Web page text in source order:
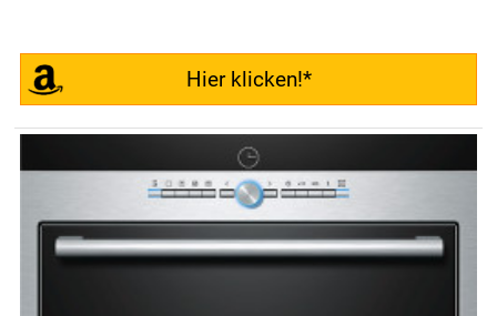
Hier klicken!*